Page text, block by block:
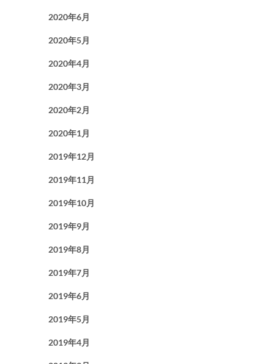
2020年6月
2020年5月
2020年4月
2020年3月
2020年2月
2020年1月
2019年12月
2019年11月
2019年10月
2019年9月
2019年8月
2019年7月
2019年6月
2019年5月
2019年4月